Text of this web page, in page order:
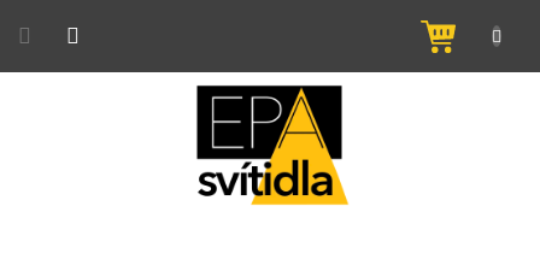
NÁKUPNÍ
KOŠÍK